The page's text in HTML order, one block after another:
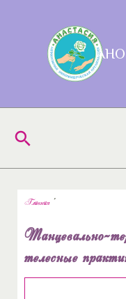
АНО
search
Главная
Танцевально-
телесные